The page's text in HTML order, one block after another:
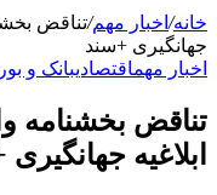
خانه/ اخبار مهم/تناقض
جهانگیری +سند
اخبار مهماقتصادیبانک و
تناقض بخشنامه
ابلاغیه